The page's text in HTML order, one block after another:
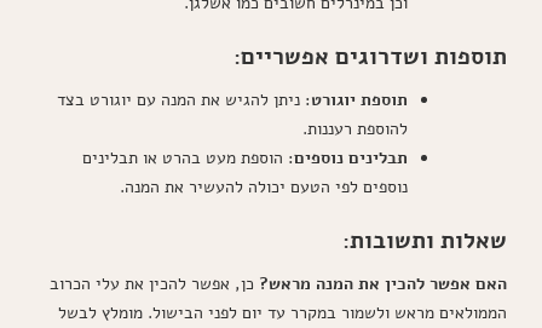
תוספות ושדרוגים אפשריים:
תוספת יוגורט: ניתן להגיש את המנה עם יוגורט בצד
להוספת רעננות.
תבלינים נוספים: הוספת מעט בהרט או תבלינים
נוספים לפי הטעם יכולה להעשיר את המנה.
שאלות ותשובות:
האם אפשר להכין את המנה מראש? כן, אפשר להכין את עלי הכרוב
הממולאים מראש ולשמור במקרר עד יום לפני הבישול. מומלץ לבשל